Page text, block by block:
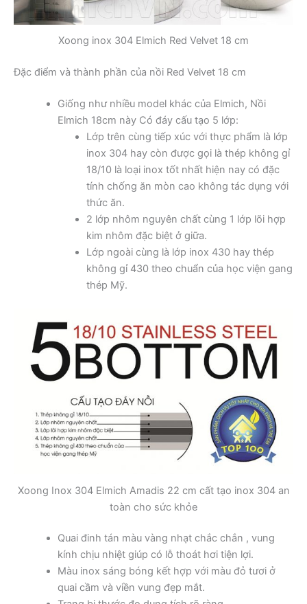
Xoong inox 304 Elmich Red Velvet 18 cm
Đặc điểm và thành phần của nồi Red Velvet 18 cm
Giống như nhiều model khác của Elmich, Nồi
Elmich 18cm này Có đáy cấu tạo 5 lớp:
Lớp trên cùng tiếp xúc với thực phẩm là lớp
inox 304 hay còn được gọi là thép không gỉ
18/10 là loại inox tốt nhất hiện nay có đặc
tính chống ăn mòn cao không tác dụng với
thức ăn.
2 lớp nhôm nguyên chất cùng 1 lớp lõi hợp
kim nhôm đặc biệt ở giữa.
Lớp ngoài cùng là lớp inox 430 hay thép
không gỉ 430 theo chuẩn của học viện gang
thép Mỹ.
Xoong Inox 304 Elmich Amadis 22 cm cất tạo inox 304 an
toàn cho sức khỏe
Quai đinh tán màu vàng nhạt chắc chắn , vung
kính chịu nhiệt giúp có lỗ thoát hơi tiện lợi.
Màu inox sáng bóng kết hợp với màu đỏ tươi ở
quai cầm và viền vung đẹp mắt.